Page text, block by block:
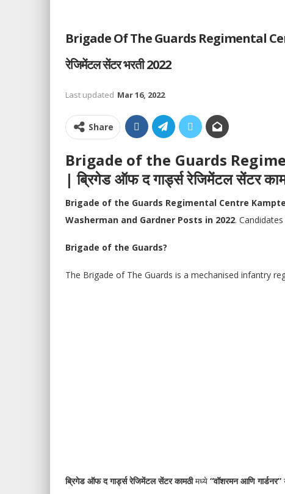
Brigade Of The Guards Regimental
रेजिमेंटल सेंटर भरती 2022
Last updated Mar 16, 2022
Share
Brigade of the Guards
| ब्रिगेड ऑफ द गार्ड्स रेजिमेंटल सेंटर
Brigade of the Guards Regimental Centre
Washerman and Gardner Posts in 2022.
Brigade of the Guards?
The Brigade of The Guards is a mechanised infantry
ब्रिगेड ऑफ द गार्ड्स रेजिमेंटल सेंटर कामठीमध्ये “वॉशरमन आणि गार्डनर”